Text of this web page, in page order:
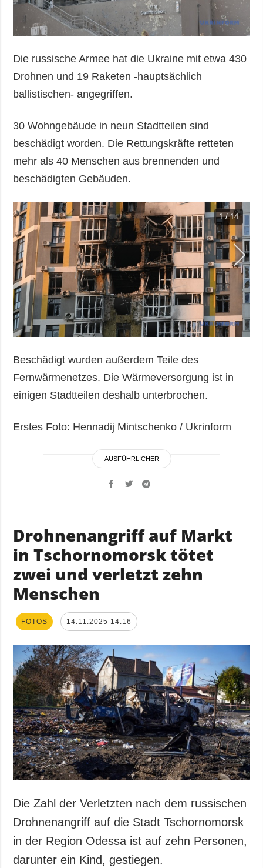
Die russische Armee hat die Ukraine mit etwa 430
Drohnen und 19 Raketen -hauptsächlich
ballistischen- angegriffen.
30 Wohngebäude in neun Stadtteilen sind
beschädigt worden. Die Rettungskräfte retteten
mehr als 40 Menschen aus brennenden und
beschädigten Gebäuden.
1 / 14
Beschädigt wurden außerdem Teile des
Fernwärmenetzes. Die Wärmeversorgung ist in
einigen Stadtteilen deshalb unterbrochen.
Erstes Foto: Hennadij Mintschenko / Ukrinform
AUSFÜHRLICHER
Drohnenangriff auf Markt
in Tschornomorsk tötet
zwei und verletzt zehn
Menschen
FOTOS 14.11.2025 14:16
Die Zahl der Verletzten nach dem russischen
Drohnenangriff auf die Stadt Tschornomorsk
in der Region Odessa ist auf zehn Personen,
darunter ein Kind, gestiegen.